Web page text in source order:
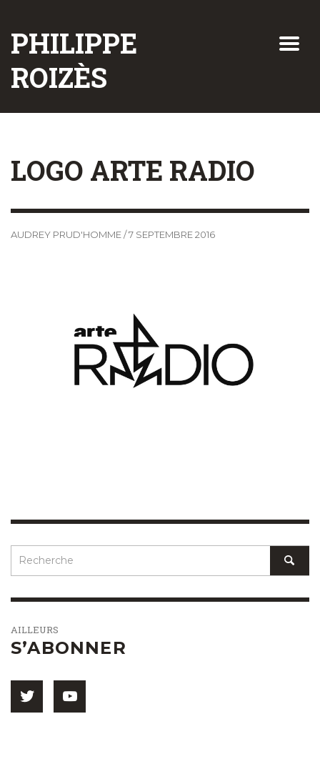
PHILIPPE
ROIZÈS
LOGO ARTE RADIO
AUDREY PRUD'HOMME/7 SEPTEMBRE 2016
AILLEURS
S’ABONNER